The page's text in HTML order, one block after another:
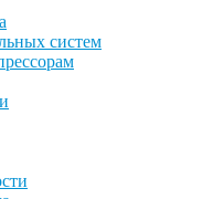
систем